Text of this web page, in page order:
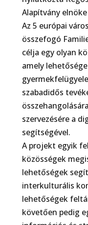
Alapítvány
Az 5 európai
összefogó
célja egy olyan
amely
szabadidős
szervezésére a
segítségével.
A projekt egyik
közösségek
lehetőségek
interkulturális
lehetőségek
követően pedig